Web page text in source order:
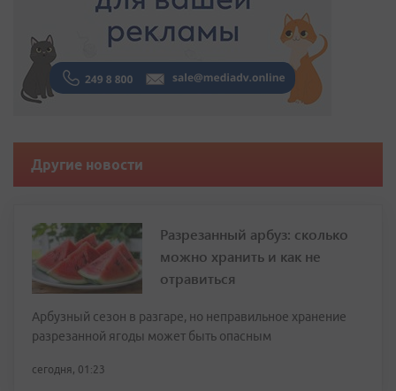
Другие новости
Разрезанный арбуз: сколько
можно хранить и как не
отравиться
Арбузный сезон в разгаре, но неправильное хранение
разрезанной ягоды может быть опасным
сегодня, 01:23